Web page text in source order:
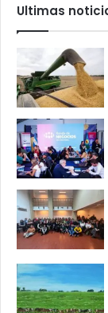
Ultimas